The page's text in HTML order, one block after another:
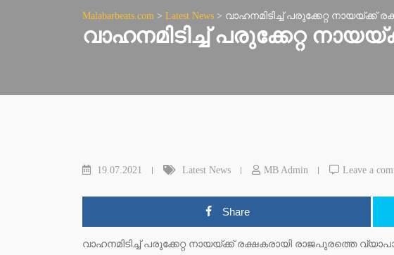
Malabarbeats.com > Latest News > വാഹനമിടിച്ച് പരുക്കേറ്റ നായയ്ക്ക്
വാഹനമിടിച്ച് പരുക്കേറ്റ
19.07.2021 Latest News MB Admin Leave a
Share
വാഹനമിടിച്ച് പരുക്കേറ്റ നായയ്ക്ക് രക്ഷകരായി രാജപുരത്തെ